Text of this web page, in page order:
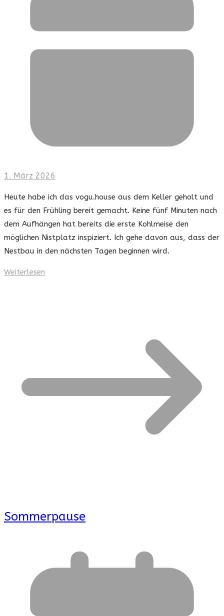
1. März 2026
Heute habe ich das vogu.house aus dem Keller geholt und
es für den Frühling bereit gemacht. Keine fünf Minuten nach
dem Aufhängen hat bereits die erste Kohlmeise den
möglichen Nistplatz inspiziert. Ich gehe davon aus, dass der
Nestbau in den nächsten Tagen beginnen wird.
Weiterlesen
Sommerpause